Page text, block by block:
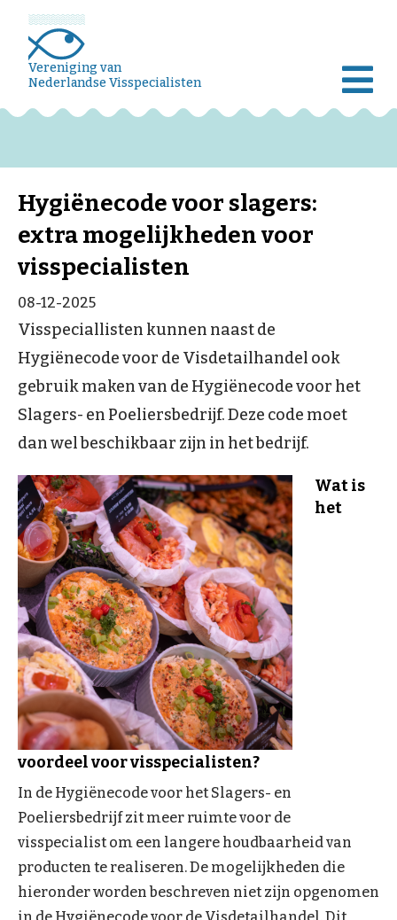
Vereniging van
Nederlandse Visspecialisten
Hygiënecode voor slagers:
extra mogelijkheden voor
visspecialisten
08-12-2025
Visspeciallisten kunnen naast de
Hygiënecode voor de Visdetailhandel ook
gebruik maken van de Hygiënecode voor het
Slagers- en Poeliersbedrijf. Deze code moet
dan wel beschikbaar zijn in het bedrijf.
Wat is
het
voordeel voor visspecialisten?
In de Hygiënecode voor het Slagers- en
Poeliersbedrijf zit meer ruimte voor de
visspecialist om een langere houdbaarheid van
producten te realiseren. De mogelijkheden die
hieronder worden beschreven niet zijn opgenomen